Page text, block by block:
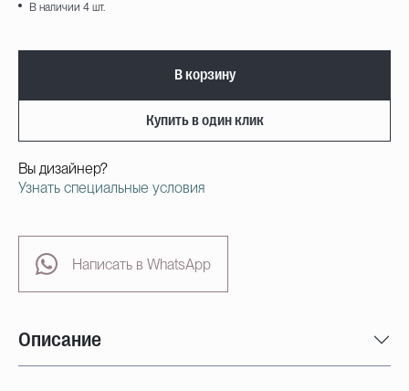
В наличии 4 шт.
В корзину
Купить в один клик
Вы дизайнер?
Узнать специальные условия
Написать в WhatsApp
Описание